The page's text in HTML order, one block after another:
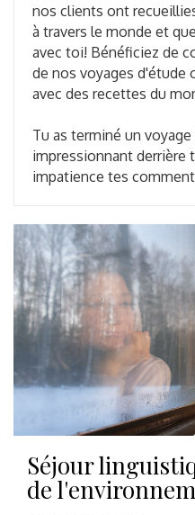
nos clients ont
à travers le monde et
avec toi! Bénéficiez de
de nos voyages d'étude
avec des recettes du
Tu as terminé un
impressionnant derrière
impatience tes
Séjour
de